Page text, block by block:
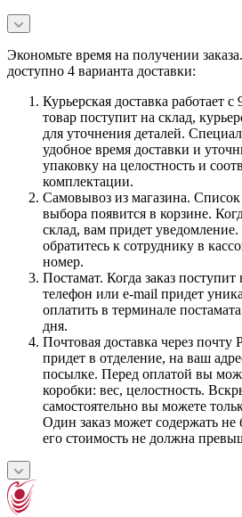
Экономьте время на получении
доступно 4 варианта доставки:
Курьерская доставка работает
товар поступит на склад,
для уточнения деталей.
удобное время доставки и
упаковку на целостность и
комплектации.
Самовывоз из магазина.
выбора появится в корзине.
склад, вам придет уведомление.
обратитесь к сотруднику в
номер.
Постамат. Когда заказ
телефон или e-mail придет
оплатить в терминале
дня.
Почтовая доставка через почту
придет в отделение, на ваш
посылке. Перед оплатой вы
коробки: вес, целостность.
самостоятельно вы можете
Один заказ может содержать
его стоимость не должна